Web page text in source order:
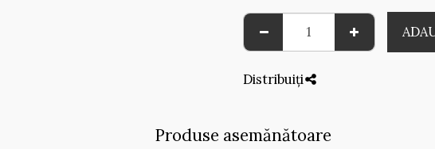
Distribuiți
Produse asemănătoare